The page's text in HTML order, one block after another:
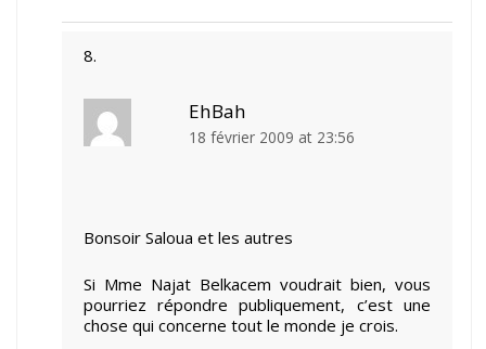
EhBah
18 février 2009 at 23:56
Bonsoir Saloua et les autres
Si Mme Najat Belkacem voudrait bien, vous
pourriez répondre publiquement, c’est une
chose qui concerne tout le monde je crois.